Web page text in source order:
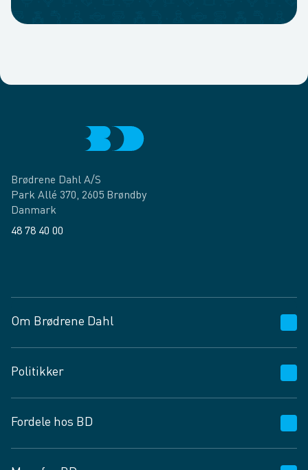
Brødrene Dahl A/S
Park Allé 370, 2605 Brøndby
Danmark
48 78 40 00
Om Brødrene Dahl
Vagttelefon 30 10 89 89
Spørgsmål og svar
Job og karriere
Fødevarekontrolrapport
Politikker
Privatlivspolitik
Cookies
Fordele hos BD